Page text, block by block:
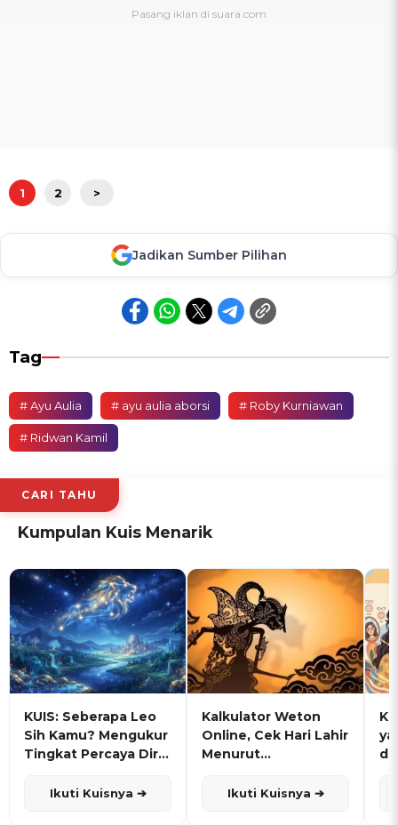
1 2 >
Jadikan Sumber Pilihan
Tag
# Ayu Aulia # ayu aulia aborsi # Roby Kurniawan
# Ridwan Kamil
CARI TAHU
Kumpulan Kuis Menarik
KUIS: Seberapa Leo
Sih Kamu? Mengukur
Tingkat Percaya Diri
Ikuti Kuisnya ➔
Kalkulator Weton
Online, Cek Hari Lahir
Menurut
Ikuti Kuisnya ➔